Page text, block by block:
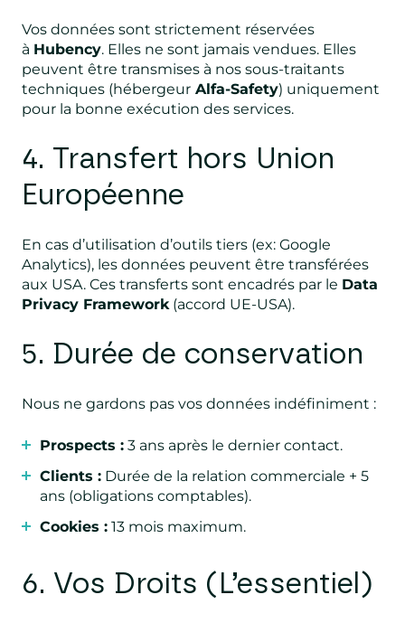
Vos données sont strictement réservées
à Hubency. Elles ne sont jamais vendues. Elles
peuvent être transmises à nos sous-traitants
techniques (hébergeur Alfa-Safety) uniquement
pour la bonne exécution des services.
4. Transfert hors Union
Européenne
En cas d’utilisation d’outils tiers (ex: Google
Analytics), les données peuvent être transférées
aux USA. Ces transferts sont encadrés par le Data
Privacy Framework(accord UE-USA).
5. Durée de conservation
Nous ne gardons pas vos données indéfiniment :
Prospects : 3 ans après le dernier contact.
Clients : Durée de la relation commerciale + 5
ans (obligations comptables).
Cookies : 13 mois maximum.
6. Vos Droits (L’essentiel)